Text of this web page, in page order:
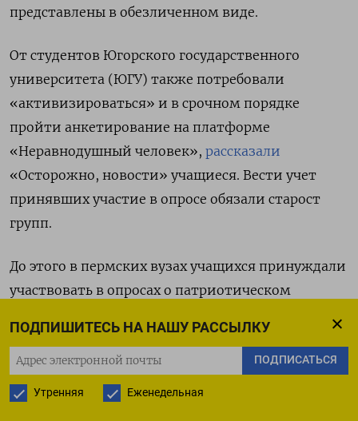
ПОДПИШИТЕСЬ НА НАШУ РАССЫЛКУ
ПОДПИСАТЬСЯ
Утренняя Еженедельная
представлены в обезличенном виде.
От студентов Югорского государственного
университета (ЮГУ) также потребовали
«активизироваться» и в срочном порядке
пройти анкетирование на платформе
«Неравнодушный человек», рассказали
«Осторожно, новости» учащиеся. Вести учет
принявших участие в опросе обязали старост
групп.
До этого в пермских вузах учащихся принуждали
участвовать в опросах о патриотическом
Пермского государственного медицинского
университета (ПГМУ), Политехнического
университета (ПНИПУ), Института культуры